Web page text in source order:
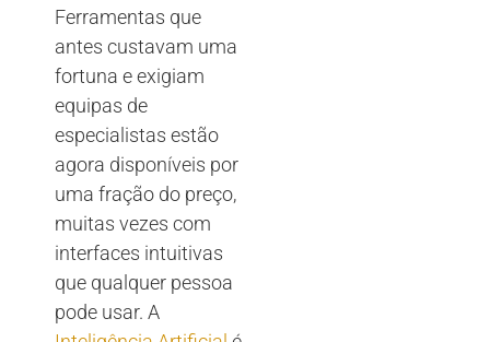
Ferramentas que
antes custavam uma
fortuna e exigiam
equipas de
especialistas estão
agora disponíveis por
uma fração do preço,
muitas vezes com
interfaces intuitivas
que qualquer pessoa
pode usar. A